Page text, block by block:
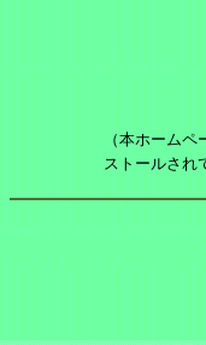
（本ホーム
ストールされ